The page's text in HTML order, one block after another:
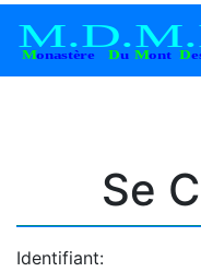
Se
Identifiant: